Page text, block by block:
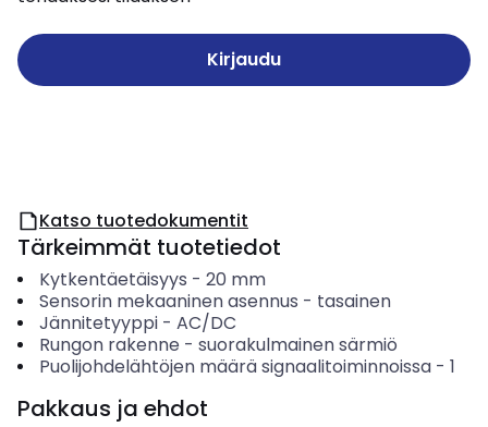
Kirjaudu
Katso tuotedokumentit
Tärkeimmät tuotetiedot
Kytkentäetäisyys - 20 mm
Sensorin mekaaninen asennus - tasainen
Jännitetyyppi- AC/DC
Rungon rakenne - suorakulmainen särmiö
Puolijohdelähtöjen määrä signaalitoiminnoissa- 1
Pakkaus ja ehdot